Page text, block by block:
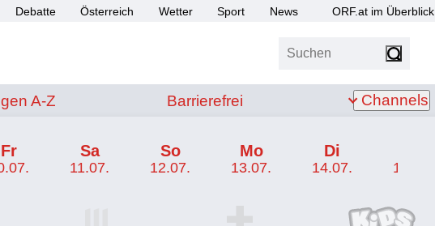
Debatte Österreich Wetter Sport News ORF.at im Überblick
Suchen
von A bis Z
A-Z Barrierefrei
Barrierefrei Channels
Fr Sa
11.07.
So
12.07.
Mo
13.07.
Di
14.07. 15.07.
ORF KIDS Programm